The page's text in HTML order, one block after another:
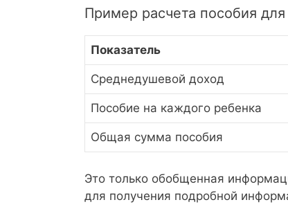
Пример расчета пособия
Показатель
Среднедушевой доход
Пособие на каждого ребенка
Общая сумма пособия
Это только обобщенная
для получения подробной